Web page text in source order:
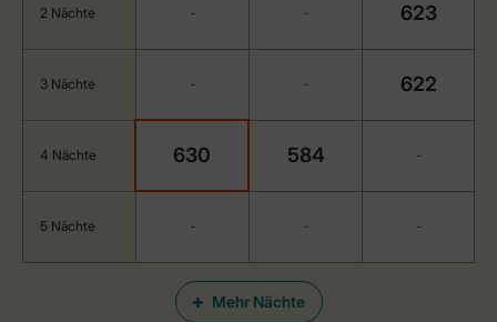
Mehr Nächte
2 Nächte - - 623
3 Nächte - - 622
4 Nächte 630 584 -
5 Nächte - - -